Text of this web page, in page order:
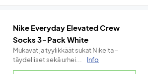
Nike Everyday Elevated Crew
Socks 3-Pack White
Mukavat ja tyylikkäät sukat Nikelta –
täydelliset sekä urhei...
Info